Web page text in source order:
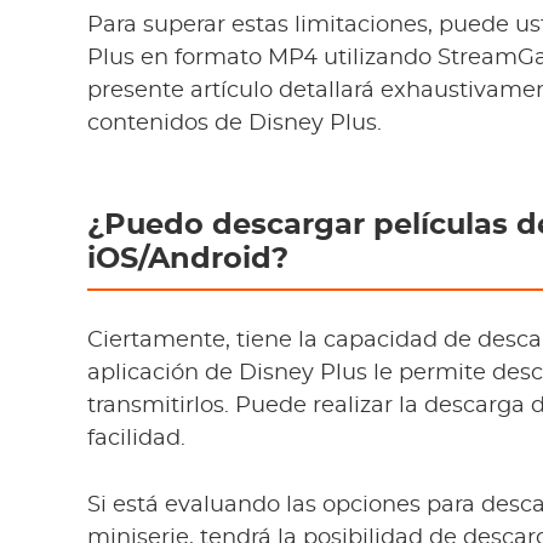
Para superar estas limitaciones, puede
Plus en formato MP4 utilizando
presente artículo detallará
contenidos de Disney Plus.
¿Puedo descargar películas
iOS/Android ?
Ciertamente, tiene la capacidad de
aplicación de Disney Plus le permite
transmitirlos. Puede realizar la descarga
facilidad.
Si está evaluando las opciones para
miniserie, tendrá la posibilidad de